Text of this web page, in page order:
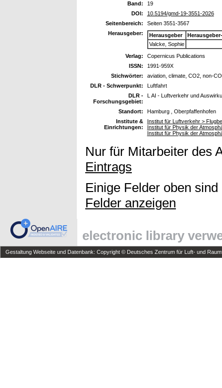
Band:
19
DOI:
10.5194/gmd-19-3551-2026
Seitenbereich:
Seiten 3551-3567
Herausgeber:
Herausgeber
Valcke, Sophie
Verlag:
Copernicus Publications
ISSN:
1991-959X
Stichwörter:
aviation, climate, CO2, non-
DLR - Schwerpunkt:
Luftfahrt
DLR -
Forschungsgebiet:
L AI - Luftverkehr und
Standort:
Hamburg , Oberpfaffenhofen
Institute &
Einrichtungen:
Institut für Luftverkehr >
Institut für Physik der
Institut für Physik der
Nur für Mitarbeiter des
Eintrags
Einige Felder oben
Felder anzeigen
electronic library
Gestaltung Webseite und Datenbank: Copyright © Deutsches Zentrum für Luft- und